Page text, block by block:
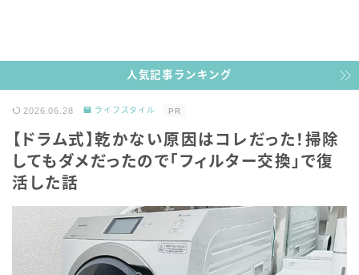
人気記事ランキング
2026.06.28 ライフスタイル PR
【ドラム式】乾かない原因はコレだった！掃除
してもダメだったので「フィルター交換」で復
活した話